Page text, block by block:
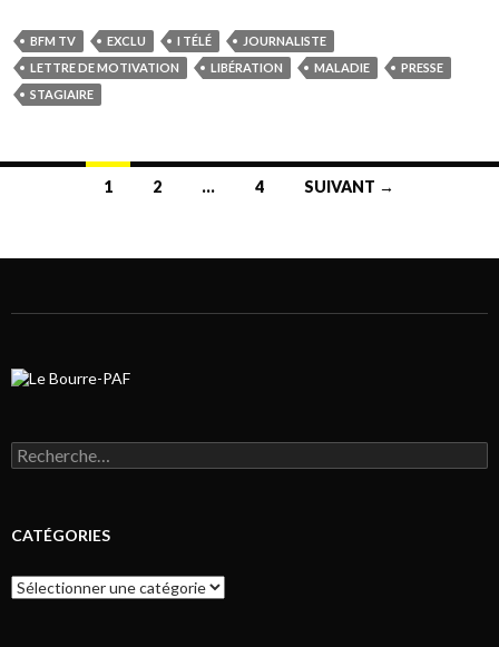
BFM TV EXCLU I TÉLÉ
JOURNALISTE
LETTRE DE MOTIVATION
LIBÉRATION MALADIE
PRESSE
STAGIAIRE
1 2 … 4 SUIVANT →
Rechercher :
CATÉGORIES
Catégories